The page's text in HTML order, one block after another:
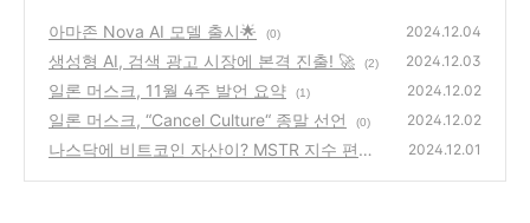
아마존 Nova AI 모델 출시🌟 (0) 2024.12.04
생성형 AI, 검색 광고 시장에 본격 진출! 🚀 (2) 2024.12.03
일론 머스크, 11월 4주 발언 요약 (1) 2024.12.02
일론 머스크, “Cancel Culture“ 종말 선언 (0) 2024.12.02
나스닥에 비트코인 자산이? MSTR 지수 편입
2024.12.01